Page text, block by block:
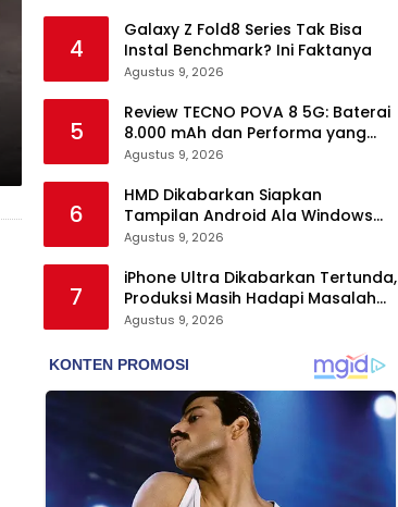
4
Galaxy Z Fold8 Series Tak Bisa
Instal Benchmark? Ini Faktanya
Agustus 9, 2026
5
Review TECNO POVA 8 5G: Baterai
8.000 mAh dan Performa yang
Masih Mantap di 2026
Agustus 9, 2026
6
HMD Dikabarkan Siapkan
Tampilan Android Ala Windows
Phone
Agustus 9, 2026
7
iPhone Ultra Dikabarkan Tertunda,
Produksi Masih Hadapi Masalah
Engsel dan Layar
Agustus 9, 2026